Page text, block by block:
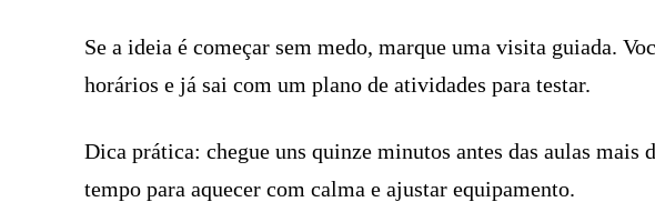
Se a ideia é começar sem medo, marque uma visita guiada.
horários e já sai com um plano de atividades para testar.
Dica prática: chegue uns quinze minutos antes das aulas mais
tempo para aquecer com calma e ajustar equipamento.